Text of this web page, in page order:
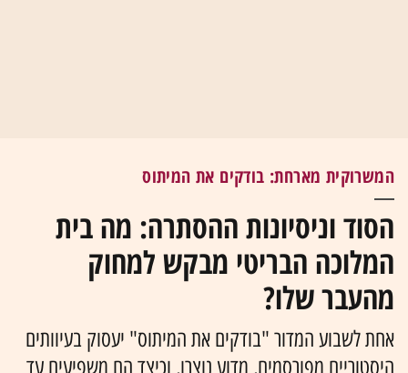
המשרוקית מארחת: בודקים את המיתוס
הסוד וניסיונות ההסתרה: מה בית
המלוכה הבריטי מבקש למחוק
מהעבר שלו?
אחת לשבוע המדור "בודקים את המיתוס" יעסוק בעיוותים
היסטוריים מפורסמים, מדוע נוצרו, וכיצד הם משפיעים עד